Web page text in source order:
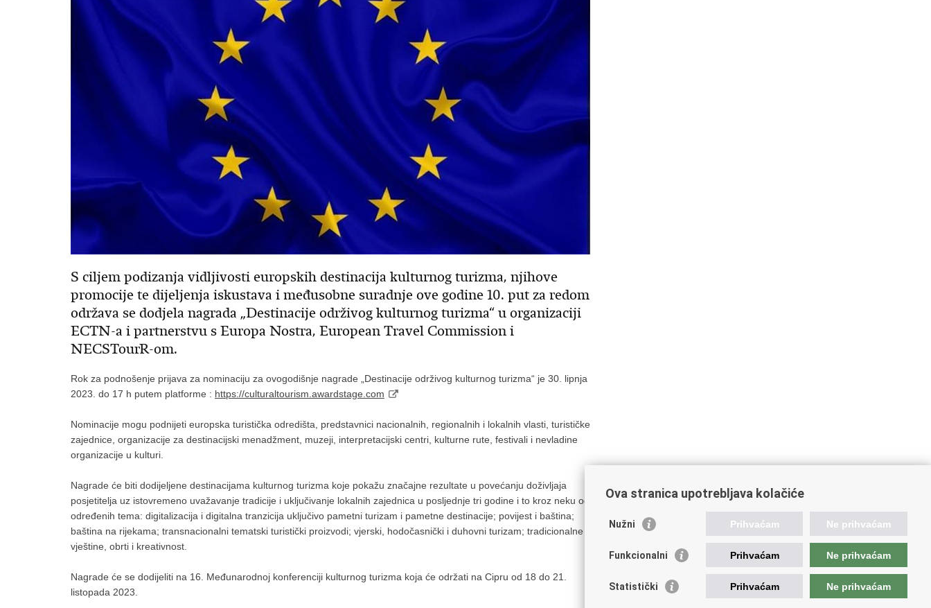
​S ciljem podizanja vidljivosti europskih destinacija kulturnog turizma, njihove
promocije te dijeljenja iskustava i međusobne suradnje ove godine 10. put za redom
održava se dodjela nagrada „Destinacije održivog kulturnog turizma“ u organizaciji
ECTN-a i partnerstvu s Europa Nostra, European Travel Commission i
NECSTourR-om.
Rok za podnošenje prijava za nominaciju za ovogodišnje nagrade „Destinacije održivog kulturnog turizma“ je 30. lipnja
2023. do 17 h putem platforme : https://culturaltourism.awardstage.com
Nominacije mogu podnijeti europska turistička odredišta, predstavnici nacionalnih, regionalnih i lokalnih vlasti, turističke
zajednice, organizacije za destinacijski menadžment, muzeji, interpretacijski centri, kulturne rute, festivali i nevladine
organizacije u kulturi.
Nagrade će biti dodijeljene destinacijama kulturnog turizma koje pokažu značajne rezultate u povećanju doživljaja
posjetitelja uz istovremeno uvažavanje tradicije i uključivanje lokalnih zajednica u posljednje tri godine i to kroz neku od
određenih tema: digitalizacija i digitalna tranzicija uključivo pametni turizam i pametne destinacije; povijest i baština;
baština na rijekama; transnacionalni tematski turistički proizvodi; vjerski, hodočasnički i duhovni turizam; tradicionalne
vještine, obrti i kreativnost.
​Nagrade će se dodijeliti na 16. Međunarodnoj konferenciji kulturnog turizma koja će održati na Cipru od 18 do 21.
listopada 2023.
Ova stranica upotrebljava kolačiće
Nužni Prihvaćam Ne prihvaćam
Funkcionalni Prihvaćam Ne prihvaćam
Statistički Prihvaćam Ne prihvaćam